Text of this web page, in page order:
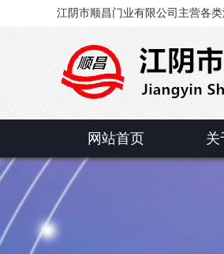
江阴市顺昌门业有限公司主营各
网站首页 关